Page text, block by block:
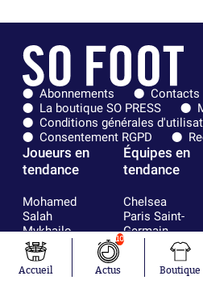
Abonnements
Contacts
La boutique SO PRESS
Conditions générales
Consentement RGPD
Joueurs en
tendance
Mohamed
Salah
Mykhailo
Mudryk
Neymar
Khalis Merah
Équipes en
tendance
Chelsea
Paris Saint-
Germain
Bordeaux
Olympique
lyonnais
Accueil
10
Actus Boutique